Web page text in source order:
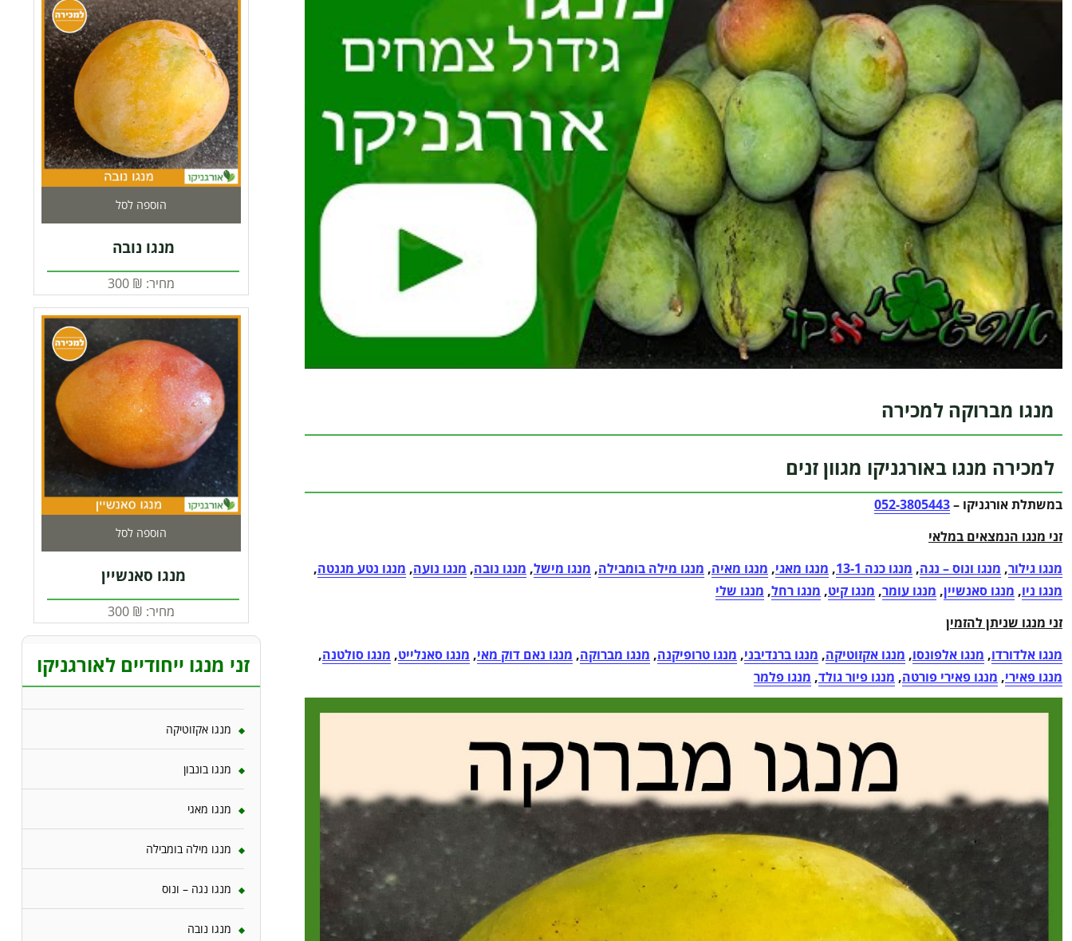
מנגו מברוקה למכירה
למכירה מנגו באורגניקו מגוון זנים
במשתלת אורגניקו –052-3805443
זני מנגו הנמצאים במלאי
מנגו גילור, מנגו ונוס – נגה, מנגו כנה 13-1 , מנגו מאגי, מנגו מאיה, מנגו מילה בומבילה, מנגו מישל, מנגו נובה, מנגו נועה, מנגו נטע מגנטה,
מנגו ניו, מנגו סאנשיין, מנגו עומר, מנגו קיט, מנגו רחל, מנגו שלי
זני מנגו שניתן להזמין
מנגו אלדורדו, מנגו אלפונסו, מנגו אקזוטיקה, מנגו ברנדיבני, מנגו טרופיקנה, מנגו מברוקה, מנגו נאם דוק מאי, מנגו סאנלייט, מנגו סולטנה,
מנגו פאירי, מנגו פאירי פורטה, מנגו פיור גולד, מנגו פלמר
הוספה לסל
מנגו נובה
מחיר: ₪
הוספה לסל
מנגו סאנשיין
מחיר: ₪
זני מנגו ייחודיים לאורגניקו
מנגו אקזוטיקה
מנגו בונבון
מנגו מאגי
מנגו מילה בומבילה
מנגו נגה – ונוס
מנגו נובה